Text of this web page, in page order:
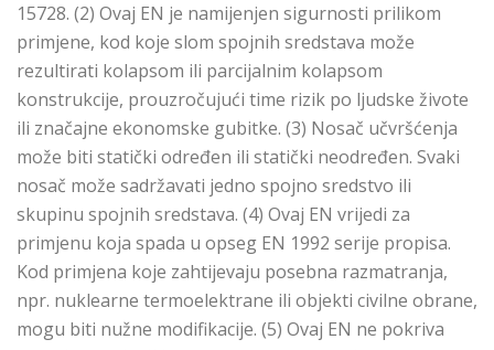
15728. (2) Ovaj EN je namijenjen sigurnosti prilikom
primjene, kod koje slom spojnih sredstava može
rezultirati kolapsom ili parcijalnim kolapsom
konstrukcije, prouzročujući time rizik po ljudske živote
ili značajne ekonomske gubitke. (3) Nosač učvršćenja
može biti statički određen ili statički neodređen. Svaki
nosač može sadržavati jedno spojno sredstvo ili
skupinu spojnih sredstava. (4) Ovaj EN vrijedi za
primjenu koja spada u opseg EN 1992 serije propisa.
Kod primjena koje zahtijevaju posebna razmatranja,
npr. nuklearne termoelektrane ili objekti civilne obrane,
mogu biti nužne modifikacije. (5) Ovaj EN ne pokriva